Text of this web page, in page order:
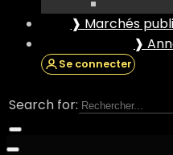
❱ Marchés
❱
Se connecter
Search for: